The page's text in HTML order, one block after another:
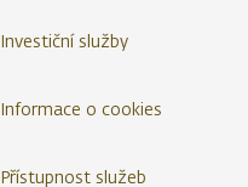
Investiční služby
Informace o cookies
Přístupnost služeb